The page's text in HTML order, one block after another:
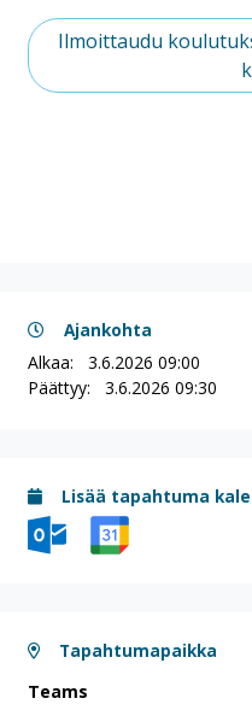
Ilmoittaudu
Ajankohta
Alkaa: 3.6.2026 09:00
Päättyy: 3.6.2026 09:30
Lisää tapahtuma
Tapahtumapaikka
Teams